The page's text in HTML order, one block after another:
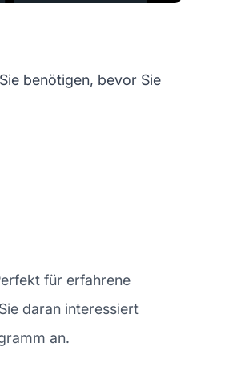
benötigen, bevor Sie
für erfahrene
daran interessiert
an.